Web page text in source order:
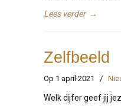
Lees verder →
Zelfbeeld
Op 1 april 2021 /
Welk cijfer geef jij